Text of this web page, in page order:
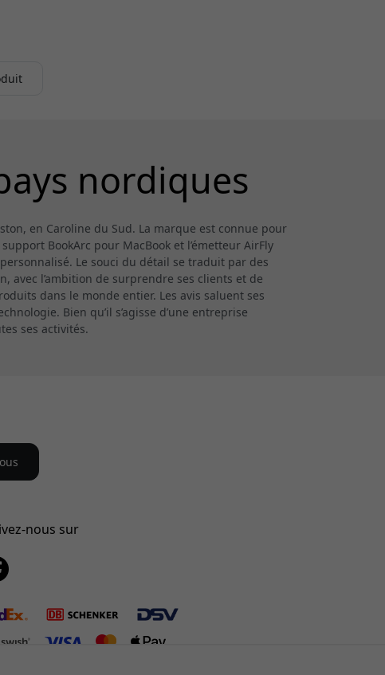
nordiques
en Caroline du Sud. La marque est connue pour
BookArc pour MacBook et l’émetteur AirFly
Le souci du détail se traduit par des
avec l’ambition de surprendre ses clients et de
dans le monde entier. Les avis saluent ses
Bien qu’il s’agisse d’une entreprise
ses activités.
nous sur